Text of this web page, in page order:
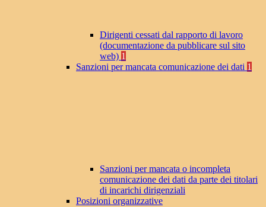
Dirigenti cessati dal rapporto di lavoro
(documentazione da pubblicare sul sito
web) 1
Sanzioni per mancata comunicazione dei dati 1
Sanzioni per mancata o incompleta
comunicazione dei dati da parte dei titolari
di incarichi dirigenziali
Posizioni organizzative